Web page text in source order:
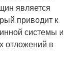
является
приводит к
системы и
отложений в